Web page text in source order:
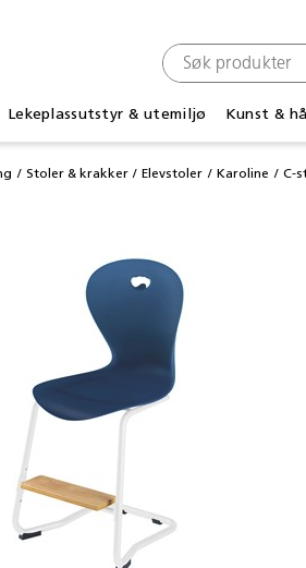
Lekeplassutstyr & utemiljø Kunst &
Stoler & krakker Elevstoler Karoline C-